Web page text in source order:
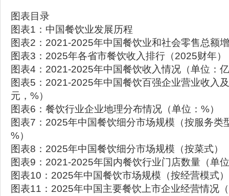
图表目录
图表1：中国餐饮业发展历程
图表2：2021-2025年中国餐饮业和社会零售总额
图表3：2025年各省市餐饮收入排行（2025财年
图表4：2021-2025年中国餐饮收入情况（单位：
图表5：2021-2025年中国餐饮百强企业营业收入
元，%）
图表6：餐饮行业企业地理分布情况（单位：%）
图表7：2025年中国餐饮细分市场规模（按服务类
%）
图表8：2025年中国餐饮细分市场规模（按菜式）
图表9：2021-2025年国内餐饮行业门店数量（单
图表10：2025年中国餐饮市场规模（按经营模式
图表11：2025年中国主要餐饮上市企业经营情况